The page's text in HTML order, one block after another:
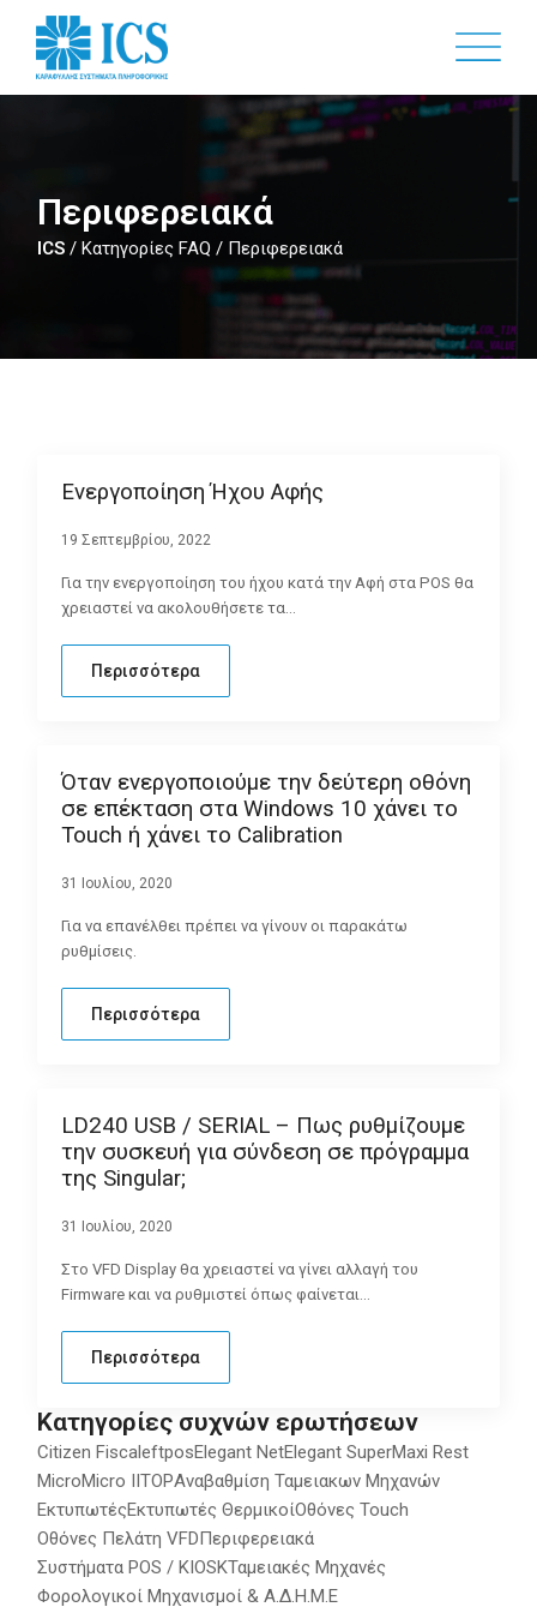
Skip
main
Περιφερειακά
ICS /Κατηγορίες FAQ / Περιφερειακά
Ενεργοποίηση Ήχου Αφής
19 Σεπτεμβρίου, 2022
Για την ενεργοποίηση του ήχου κατά την Αφή στα POS θα
χρειαστεί να ακολουθήσετε τα…
Περισσότερα
Όταν ενεργοποιούμε την δεύτερη οθόνη
σε επέκταση στα Windows 10 χάνει το
Touch ή χάνει το Calibration
31 Ιουλίου, 2020
Για να επανέλθει πρέπει να γίνουν οι παρακάτω
ρυθμίσεις.
Περισσότερα
LD240 USB / SERIAL – Πως ρυθμίζουμε
την συσκευή για σύνδεση σε πρόγραμμα
της Singular;
31 Ιουλίου, 2020
Στο VFD Display θα χρειαστεί να γίνει αλλαγή του
Firmware και να ρυθμιστεί όπως φαίνεται…
Περισσότερα
Κατηγορίες συχνών ερωτήσεων
Citizen FiscaleftposElegant NetElegant SuperMaxi Rest
MicroMicro IITOPΑναβαθμίση Ταμειακων Μηχανών
ΕκτυπωτέςΕκτυπωτές ΘερμικοίΟθόνες Touch
Οθόνες Πελάτη VFDΠεριφερειακά
Συστήματα POS / KIOSKΤαμειακές Μηχανές
Φορολογικοί Μηχανισμοί & Α.Δ.Η.Μ.Ε